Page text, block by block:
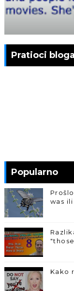
Pratioci bloga
Popularno
was
Kako